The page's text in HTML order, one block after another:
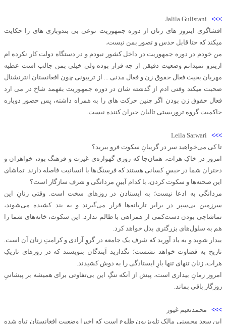
>>>
Jalila Gulistani
افشاگری اینروز های زنان از دوره جمهوریت نوعی بی بندوباری های را حکایت
میکند که حتا قابل حدس و تصور بمن نیست،
من خودم در دوره جمهوریت در داخل کشور نبودم و در دستگاه دولت کار نکرده ام
ازینرو نمیدانم وضعیت دقیقن از چه قرار بوده ولی خیلی بمن جالب است عطیه
مهربان بحیث فعال حقوق زن و فعال مدنی ... از تربیونی چون افعانستان انترنشنال
صحبت میکند وقتی ادم از گذشته شان در دوره جمهوریت بفهمد شاخ در می ارد
فعال حقوق زن بودن اگر چنین حرکت های را به همراه داشته، پس حضور دوباره
حاکمیت گروه تروریستی تالبان حیران کننده نیست.
>>>
Leila Sarwari
تا کی می‌خواهید سر در گریبانِ سکوت فرو ببرید؟
امروز در خاکِ هرات، همان‌جا که روزی گهواره‌ی غیرت و فرهنگ بود، خواهران و
دختران شما در حبسِ کسانی هستند که فرسنگ‌ها با انسانیت فاصله دارند. تماشای
این صحنه‌ها و سکوت کردن، با کدام آیینِ مردانگی و شرف سازگار است؟
مردانگی به ادعا نیست؛ به ایستادن در روزهای سخت است. وقتی زنانِ این
سرزمین بی‌سپر در برابر تازیانه‌ها قرار می‌گیرند و به بند کشیده می‌شوند،
تماشاچی بودن دست‌کمی از همراهی با ظالم ندارد. این سکوت، خانه‌های شما را
هم به سلول‌های بزرگتری بدل خواهد کرد.
بیدار شوید و به یاد آورید که شرف یک جامعه در گروِ آزادی و کرامتِ زنان آن است.
تاریخ به قضاوت خواهد نشست؛ نگذارید آیندگان بنویسند که در روزهای تاریکِ
هرات، زنان تنهای تنها بارِ ایستادگی را به دوش کشیدند.
امروز زمانِ بیداری است، پیش از آنکه ننگِ این بی‌تفاوتی برای همیشه بر پیشانیِ
روزگار باقی بماند.
>>> محمدنعیم غیور
این سعد محسنی مالک تلویزیون طلوع است که اخیرا وضعیت افغانستان تباه شده